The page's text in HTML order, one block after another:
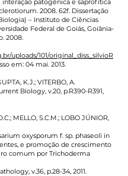
interação patogênica e saprofítica
2008. 62f. Dissertação
– Instituto de Ciências
Federal de Goiás, Goiânia-
2008.
uploads/101/original_diss_silvioR
em: 04 mai. 2013.
K.J.; VITERBO, A.
Biology, v.20, p.R390-R391,
MELLO, S.C.M.; LOBO JÚNIOR,
oxysporum f. sp. phaseoli in
e promoção de crescimento
comum por Trichoderma
v.36, p.28-34, 2011.